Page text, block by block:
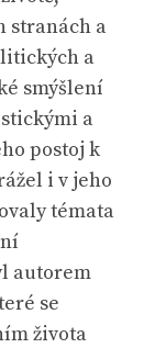
stranách a
a
smýšlení
a
postoj k
i v jeho
témata
autorem
se
života